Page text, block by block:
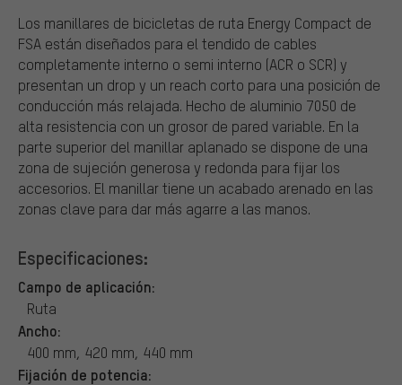
Los manillares de bicicletas de ruta Energy Compact de
FSA están diseñados para el tendido de cables
completamente interno o semi interno (ACR o SCR) y
presentan un drop y un reach corto para una posición de
conducción más relajada. Hecho de aluminio 7050 de
alta resistencia con un grosor de pared variable. En la
parte superior del manillar aplanado se dispone de una
zona de sujeción generosa y redonda para fijar los
accesorios. El manillar tiene un acabado arenado en las
zonas clave para dar más agarre a las manos.
Especificaciones:
Campo de aplicación:
Ruta
Ancho:
400 mm, 420 mm, 440 mm
Fijación de potencia: